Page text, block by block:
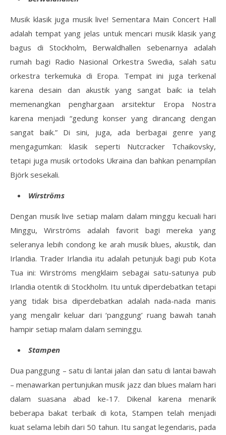
Musik klasik juga musik live! Sementara Main Concert Hall
adalah tempat yang jelas untuk mencari musik klasik yang
bagus di Stockholm, Berwaldhallen sebenarnya adalah
rumah bagi Radio Nasional Orkestra Swedia, salah satu
orkestra terkemuka di Eropa. Tempat ini juga terkenal
karena desain dan akustik yang sangat baik: ia telah
memenangkan penghargaan arsitektur Eropa Nostra
karena menjadi “gedung konser yang dirancang dengan
sangat baik.” Di sini, juga, ada berbagai genre yang
mengagumkan: klasik seperti Nutcracker Tchaikovsky,
tetapi juga musik ortodoks Ukraina dan bahkan penampilan
Björk sesekali.
Wirströms
Dengan musik live setiap malam dalam minggu kecuali hari
Minggu, Wirströms adalah favorit bagi mereka yang
seleranya lebih condong ke arah musik blues, akustik, dan
Irlandia. Trader Irlandia itu adalah petunjuk bagi pub Kota
Tua ini: Wirströms mengklaim sebagai satu-satunya pub
Irlandia otentik di Stockholm. Itu untuk diperdebatkan tetapi
yang tidak bisa diperdebatkan adalah nada-nada manis
yang mengalir keluar dari ‘panggung’ ruang bawah tanah
hampir setiap malam dalam seminggu.
Stampen
Dua panggung – satu di lantai jalan dan satu di lantai bawah
– menawarkan pertunjukan musik jazz dan blues malam hari
dalam suasana abad ke-17. Dikenal karena menarik
beberapa bakat terbaik di kota, Stampen telah menjadi
kuat selama lebih dari 50 tahun. Itu sangat legendaris, pada